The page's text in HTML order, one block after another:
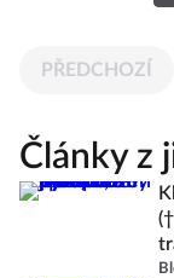
PŘEDCHOZÍ
Články z